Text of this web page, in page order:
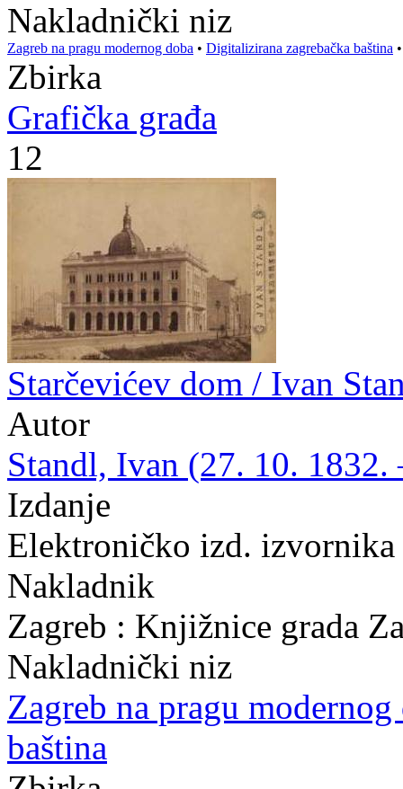
Nakladnički niz
Zagreb na pragu modernog doba • Digitalizirana zagrebačka baština
Zbirka
Grafička građa
12
Starčevićev dom / Ivan
Autor
Standl, Ivan (27. 10. 1832.
Izdanje
Elektroničko izd.
Nakladnik
Zagreb : Knjižnice grada
Nakladnički niz
Zagreb na pragu modernog
baština